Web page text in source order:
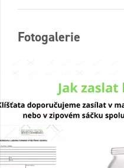
Fotogalerie